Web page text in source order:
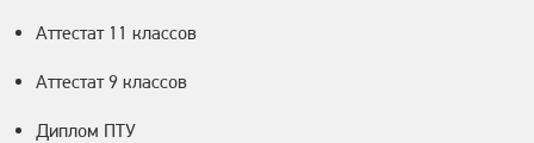
Аттестат 11 классов
Аттестат 9 классов
Диплом ПТУ